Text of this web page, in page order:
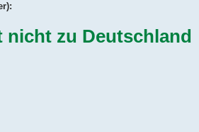
nicht zu Deutschland